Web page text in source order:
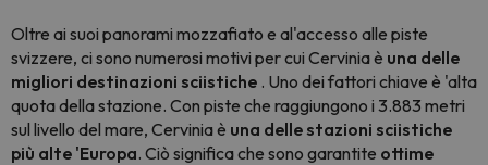
Oltre ai suoi panorami mozzafiato e al'accesso alle piste
svizzere, ci sono numerosi motivi per cui Cervinia è una delle
migliori destinazioni sciistiche . Uno dei fattori chiave è 'alta
quota della stazione. Con piste che raggiungono i 3.883 metri
sul livello del mare, Cervinia è una delle stazioni sciistiche
più alte 'Europa. Ciò significa che sono garantite ottime